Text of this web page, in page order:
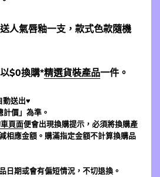
氣唇釉一支，款式色款隨機
$0換購*精選貨裝產品一件。
送出♥
價」為準。
頁面便會出現換購提示，必須將換購產
相應金額。購滿指定金額不計算換購品
日期或會有偏短情況，不切退換。